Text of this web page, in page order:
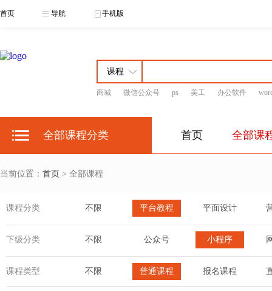
首页 导航 手机版
商城 微信公众号 ps 美工 办公软件
全部课程分类 首页 全部课
当前位置： 首页 > 全部课程
课程分类 不限 平台教程 平面设计
下级分类 不限 公众号 小程序
课程类型 不限 普通课程 报名课程